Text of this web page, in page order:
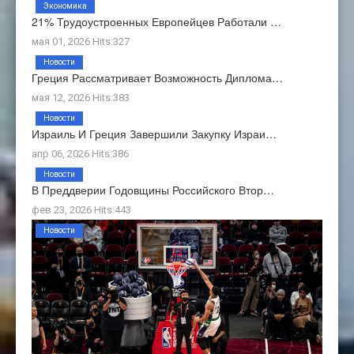
21% Трудоустроенных Европейцев Работали …
мая 01, 2026 Hits:327
Экономика
Греция Рассматривает Возможность Диплома…
мая 12, 2026 Hits:383
Новости
Израиль И Греция Завершили Закупку Израи…
апр 06, 2026 Hits:386
Новости
В Преддверии Годовщины Российского Втор…
фев 23, 2026 Hits:443
Новости
Новости